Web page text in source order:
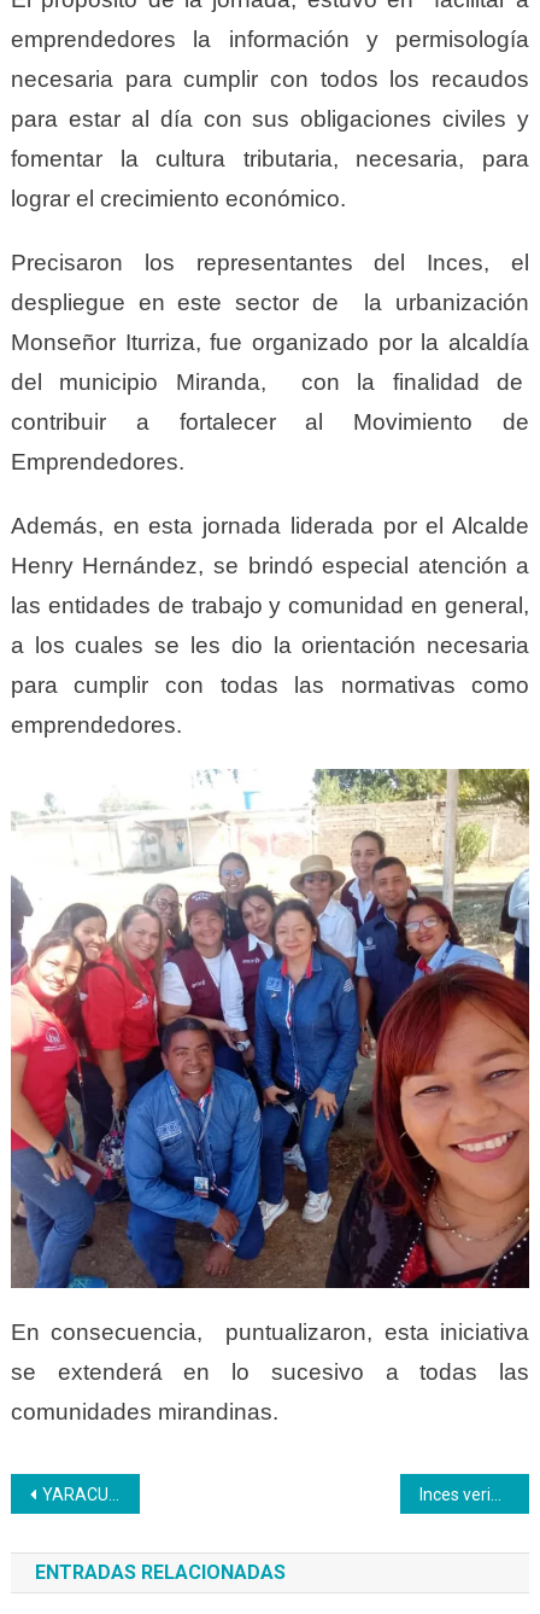
emprendedores la información y permisología
necesaria para cumplir con todos los recaudos
para estar al día con sus obligaciones civiles y
fomentar la cultura tributaria, necesaria, para
lograr el crecimiento económico.
Precisaron los representantes del Inces, el
despliegue en este sector de la urbanización
Monseñor Iturriza, fue organizado por la alcaldía
del municipio Miranda, con la finalidad de
contribuir a fortalecer al Movimiento de
Emprendedores.
Además, en esta jornada liderada por el Alcalde
Henry Hernández, se brindó especial atención a
las entidades de trabajo y comunidad en general,
a los cuales se les dio la orientación necesaria
para cumplir con todas las normativas como
emprendedores.
En consecuencia, puntualizaron, esta iniciativa
se extenderá en lo sucesivo a todas las
comunidades mirandinas.
Navegación
de
entradas
YARACUY | Aprendices Inces aprendieron sobre la vida y obra del maestro Prieto Figueroa Inces verificó cumplimiento de deberes en entidades de trabajo del estado Miranda
ENTRADAS RELACIONADAS